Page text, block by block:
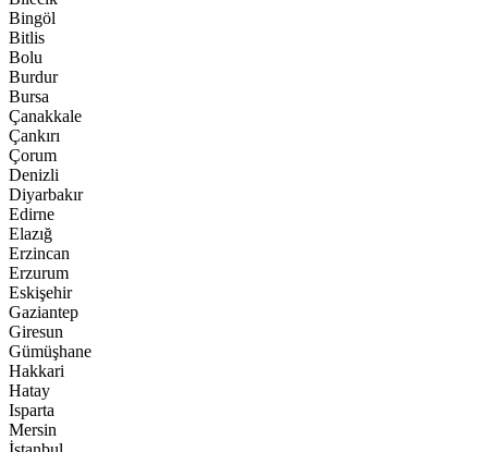
Bingöl
Bitlis
Bolu
Burdur
Bursa
Çanakkale
Çankırı
Çorum
Denizli
Diyarbakır
Edirne
Elazığ
Erzincan
Erzurum
Eskişehir
Gaziantep
Giresun
Gümüşhane
Hakkari
Hatay
Isparta
Mersin